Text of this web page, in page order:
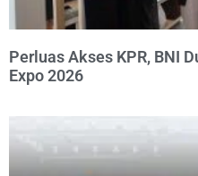
Perluas Akses KPR, BNI
Expo 2026